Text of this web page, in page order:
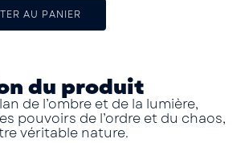
AU PANIER
du produit
de l’ombre et de la lumière,
pouvoirs de l’ordre et du chaos,
véritable nature.